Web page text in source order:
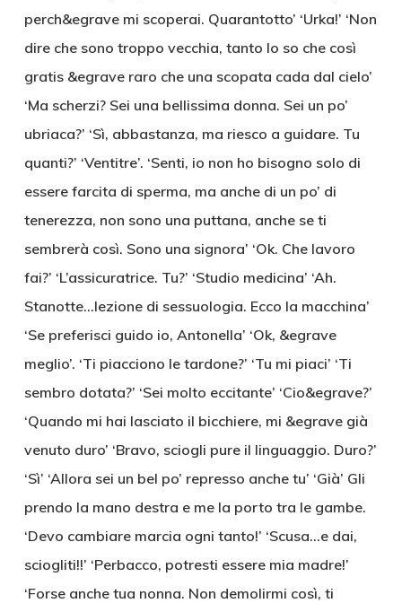
perch&egrave mi scoperai. Quarantotto’ ‘Urka!’ ‘Non
dire che sono troppo vecchia, tanto lo so che così
gratis &egrave raro che una scopata cada dal cielo’
‘Ma scherzi? Sei una bellissima donna. Sei un po’
ubriaca?’ ‘Sì, abbastanza, ma riesco a guidare. Tu
quanti?’ ‘Ventitre’. ‘Senti, io non ho bisogno solo di
essere farcita di sperma, ma anche di un po’ di
tenerezza, non sono una puttana, anche se ti
sembrerà così. Sono una signora’ ‘Ok. Che lavoro
fai?’ ‘L’assicuratrice. Tu?’ ‘Studio medicina’ ‘Ah.
Stanotte…lezione di sessuologia. Ecco la macchina’
‘Se preferisci guido io, Antonella’ ‘Ok, &egrave
meglio’. ‘Ti piacciono le tardone?’ ‘Tu mi piaci’ ‘Ti
sembro dotata?’ ‘Sei molto eccitante’ ‘Cio&egrave?’
‘Quando mi hai lasciato il bicchiere, mi &egrave già
venuto duro’ ‘Bravo, sciogli pure il linguaggio. Duro?’
‘Sì’ ‘Allora sei un bel po’ represso anche tu’ ‘Già’ Gli
prendo la mano destra e me la porto tra le gambe.
‘Devo cambiare marcia ogni tanto!’ ‘Scusa…e dai,
sciogliti!!’ ‘Perbacco, potresti essere mia madre!’
‘Forse anche tua nonna. Non demolirmi così, ti